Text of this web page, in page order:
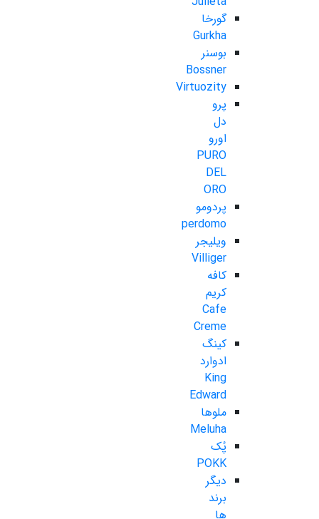
گورخا
Gurkha
بوسنر
Bossner
Virtuozity
پرو
دل
اورو
PURO
DEL
ORO
پردومو
perdomo
ویلیجر
Villiger
کافه
کریم
Cafe
Creme
کینگ
ادوارد
King
Edward
ملوها
Meluha
پُک
POKK
دیگر
برند
ها